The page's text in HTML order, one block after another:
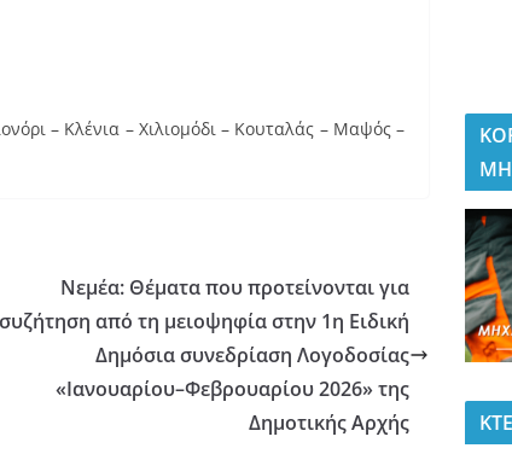
– Κλένια – Χιλιομόδι – Κουταλάς – Μαψός –
Νεμέα: Θέματα που προτείνονται για
συζήτηση από τη μειοψηφία στην 1η Ειδική
Δημόσια συνεδρίαση Λογοδοσίας
«Ιανουαρίου–Φεβρουαρίου 2026» της
Δημοτικής Αρχής